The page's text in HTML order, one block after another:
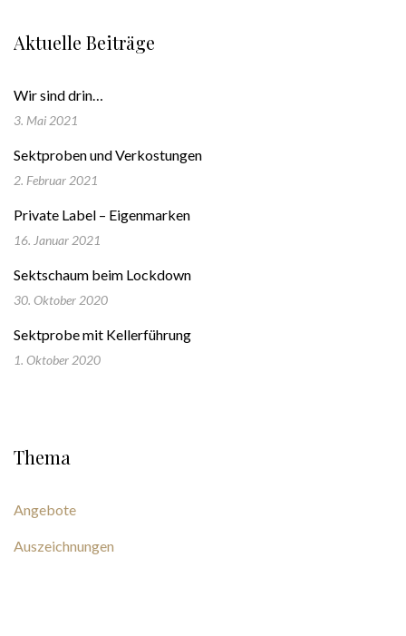
Aktuelle Beiträge
Wir sind drin…
3. Mai 2021
Sektproben und Verkostungen
2. Februar 2021
Private Label – Eigenmarken
16. Januar 2021
Sektschaum beim Lockdown
30. Oktober 2020
Sektprobe mit Kellerführung
1. Oktober 2020
Thema
Angebote
Auszeichnungen